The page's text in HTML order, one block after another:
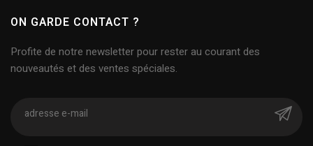
ON GARDE CONTACT ?
Profite de notre newsletter pour rester au courant des
nouveautés et des ventes spéciales.